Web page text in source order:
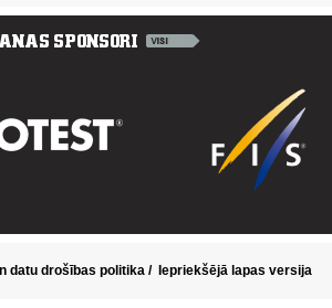
datu drošības politika / Iepriekšējā lapas versija